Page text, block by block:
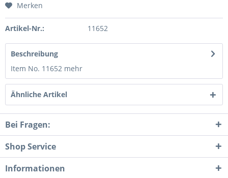
Merken
Artikel-Nr.: 11652
Beschreibung
Item No. 11652 mehr
Ähnliche Artikel
Bei Fragen:
Shop Service
Informationen